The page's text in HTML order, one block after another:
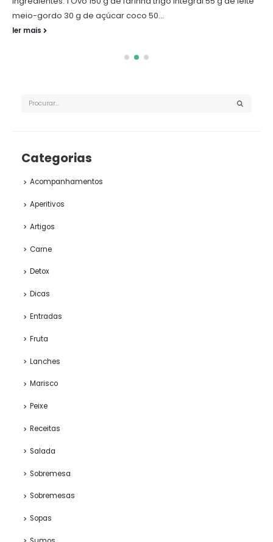
meio-gordo 30 g de açúcar coco 50...
ler mais
Categorias
Acompanhamentos
Aperitivos
Artigos
Carne
Detox
Dicas
Entradas
Fruta
Lanches
Marisco
Peixe
Receitas
Salada
Sobremesa
Sobremesas
Sopas